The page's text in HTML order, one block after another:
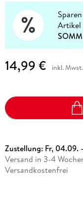
Artikel
14,99 € inkl. Mwst.
Zustellung: Fr, 04.09.
Versand in 3-4
Versandkostenfrei